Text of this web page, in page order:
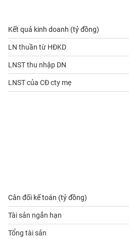
Kết quả kinh doanh (tỷ đồng)
LN thuần từ HĐKD
LNST thu nhập DN
LNST của CĐ cty mẹ
Cân đối kế toán (tỷ đồng)
Tài sản ngắn hạn
Tổng tài sản